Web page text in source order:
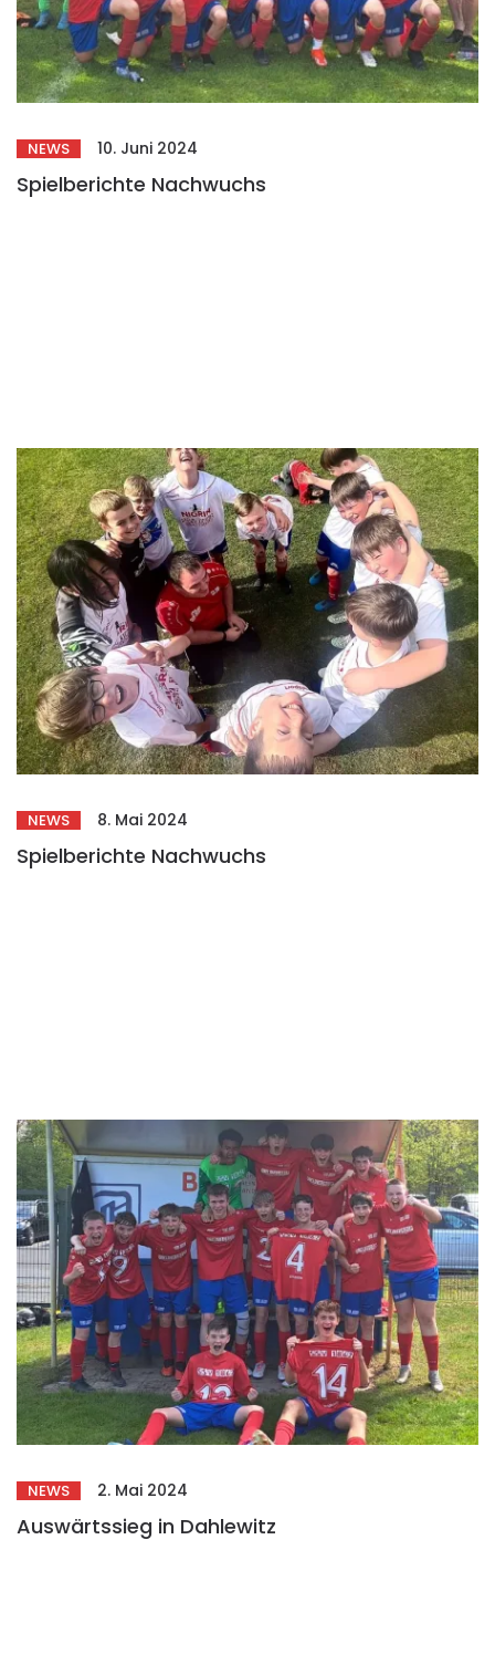
NEWS 10. Juni 2024
Spielberichte Nachwuchs
NEWS 8. Mai 2024
Spielberichte Nachwuchs
NEWS 2. Mai 2024
Auswärtssieg in Dahlewitz